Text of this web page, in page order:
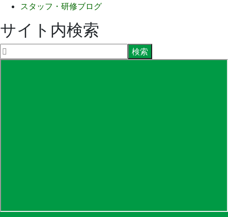
スタッフ・研修ブログ
サイト内検索